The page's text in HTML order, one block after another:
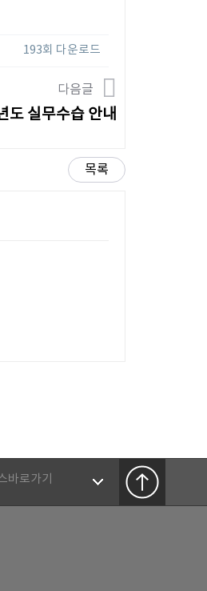
193회 다운로드
다음글
도 실무수습 안내
목록
바로가기